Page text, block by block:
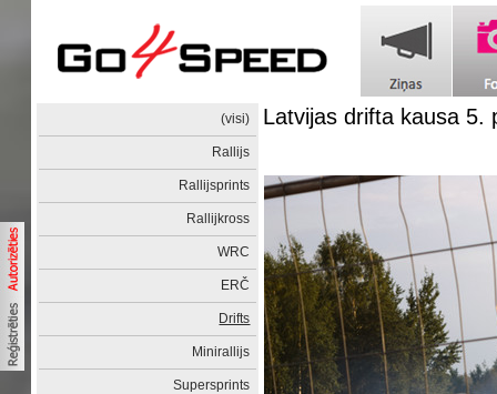
(visi)
Rallijs
Rallijsprints
Rallijkross
WRC
ERČ
Drifts
Minirallijs
Supersprints
Latvijas drifta kausa 5.